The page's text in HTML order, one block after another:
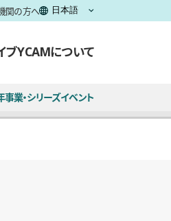
関の方へ
ブYCAMについて
事業・シリーズイベント